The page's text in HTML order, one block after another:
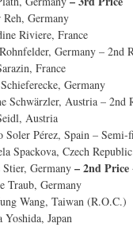
Reh, Germany
Riviere, France
Germany – 2nd
France
Germany
Schwärzler, Austria – 2nd
Austria
Soler Pérez, Spain – Semi-
Spackova, Czech
Stier, Germany– 2nd Price
Traub, Germany
Wang, Taiwan (R.O.C.)
Yoshida, Japan